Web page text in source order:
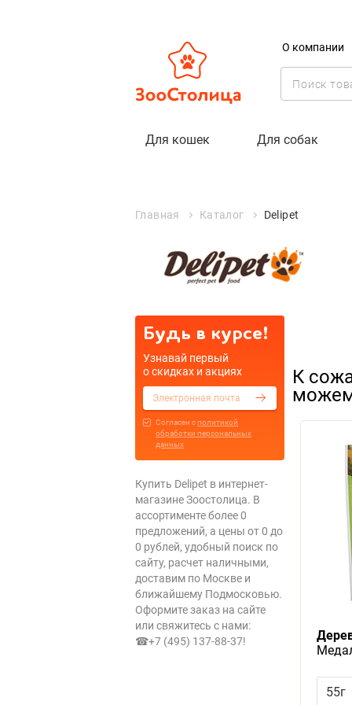
О компании
Для кошек Для собак
Главная Каталог Delipet
Будь в курсе!
Узнавай первый
о скидках и акциях
Cогласен сполитикой
обработки персональных
данных
Купить Delipet в интернет-
магазине Зоостолица. В
ассортименте более 0
предложений, а цены от 0 до
0 рублей, удобный поиск по
сайту, расчет наличными,
доставим по Москве и
ближайшему Подмосковью.
Оформите заказ на сайте
или свяжитесь с нами:
☎+7 (495) 137-88-37!
К
55г
Delipet